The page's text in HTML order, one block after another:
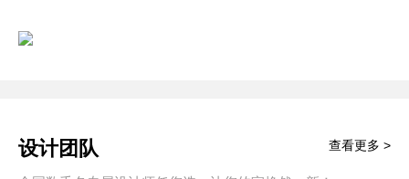
设计团队 查看更多 >